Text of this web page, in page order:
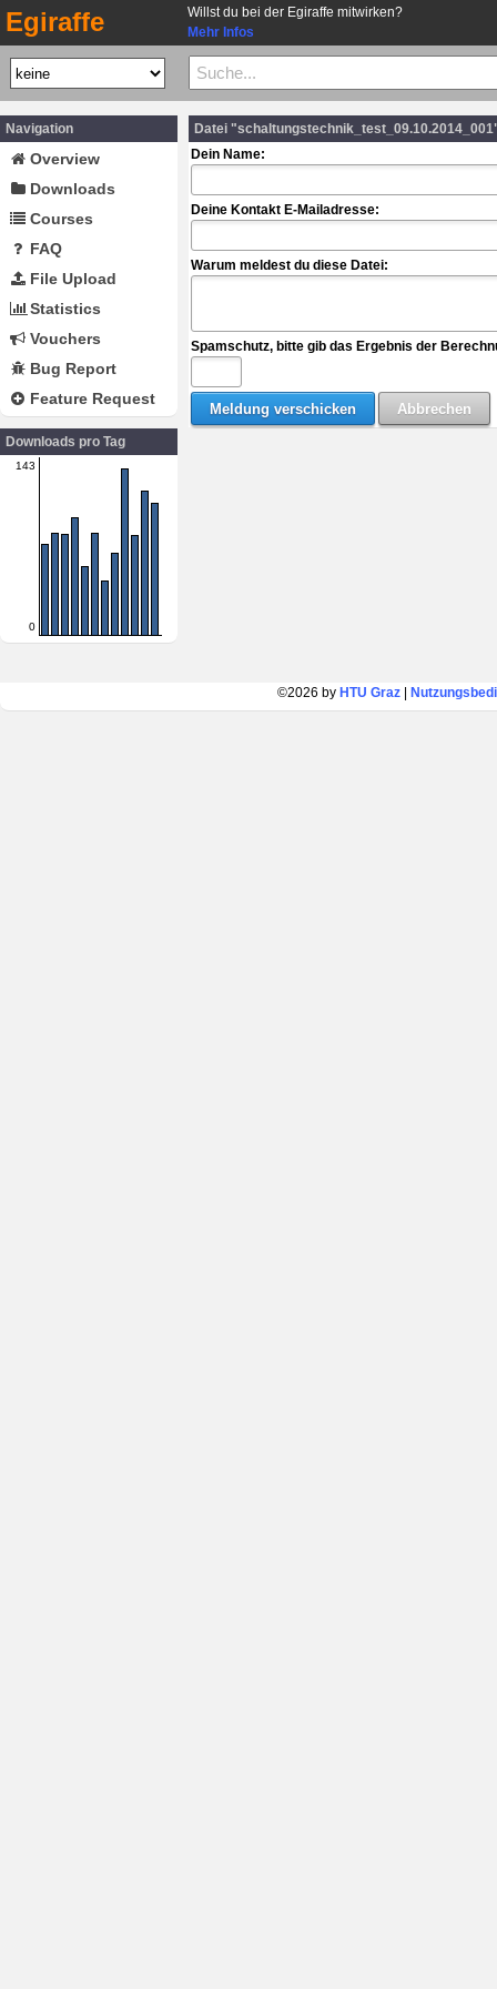
Egiraffe
Willst du bei der Egiraffe mitwirken?
Mehr Infos
Navigation
Overview
Downloads
Courses
FAQ
File Upload
Statistics
Vouchers
Bug Report
Feature Request
Downloads pro Tag
143
0
Datei
Dein Name:
Deine Kontakt E-Mailadresse:
Warum meldest du diese Datei:
Spamschutz, bitte gib das Ergebnis der
©2026 by HTU Graz|